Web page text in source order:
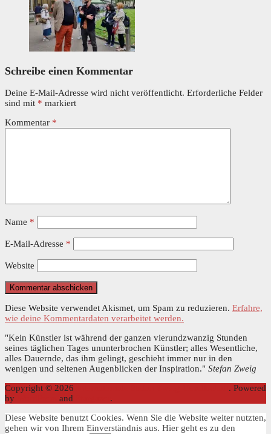
Schreibe einen Kommentar
Deine E-Mail-Adresse wird nicht veröffentlicht. Erforderliche Felder
sind mit * markiert
Kommentar *
Name *
E-Mail-Adresse *
Website
Diese Website verwendet Akismet, um Spam zu reduzieren. Erfahre,
wie deine Kommentardaten verarbeitet werden.
"Kein Künstler ist während der ganzen vierundzwanzig Stunden
seines täglichen Tages ununterbrochen Künstler; alles Wesentliche,
alles Dauernde, das ihm gelingt, geschieht immer nur in den
wenigen und seltenen Augenblicken der Inspiration." Stefan Zweig
Copyright © 2026
. Powered
by
and
.
Diese Website benutzt Cookies. Wenn Sie die Website weiter nutzten,
gehen wir von Ihrem Einverständnis aus. Hier geht es zu den